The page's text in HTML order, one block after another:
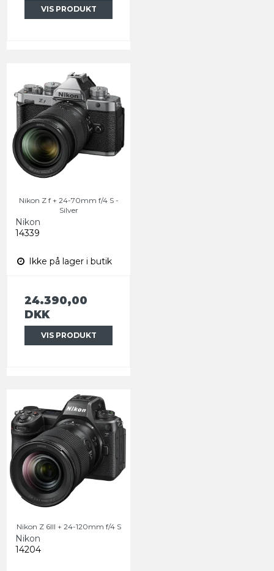
VIS PRODUKT
Nikon Z f + 24-70mm f/4 S -
Silver
Nikon
14339
Ikke på lager i butik
24.390,00
DKK
VIS PRODUKT
Nikon Z 6III + 24-120mm f/4 S
Nikon
14204